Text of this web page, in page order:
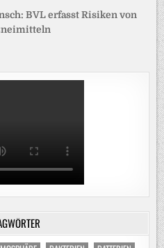
BVL erfasst Risiken von